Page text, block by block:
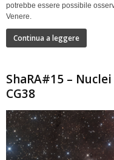
potrebbe essere possibile
Venere.
Continua a leggere
ShaRA#15 –
CG38